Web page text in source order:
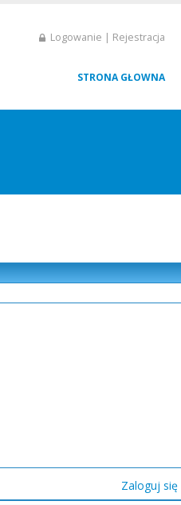
Logowanie | Rejestracja
STRONA GŁOWNA
Zaloguj się